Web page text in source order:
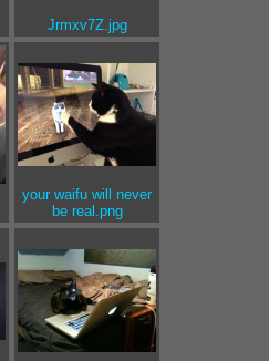
Jrmxv7Z.jpg
your waifu will never
be real.png